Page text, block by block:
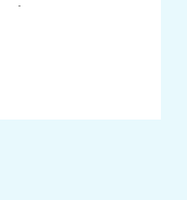
výstupy